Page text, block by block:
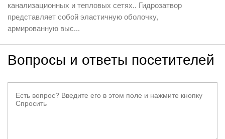
канализационных и тепловых сетях.. Гидрозатвор
представляет собой эластичную оболочку,
армированную выс...
Вопросы и ответы посетителей